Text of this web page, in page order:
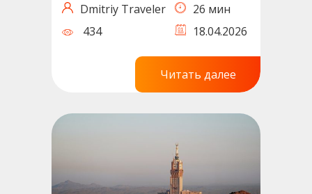
Dmitriy Traveler
26 мин
434
18.04.2026
Читать далее